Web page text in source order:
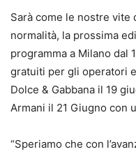
Sarà come le nostre vite
normalità, la prossima
programma a Milano dal
gratuiti per gli operatori
Dolce & Gabbana il 19
Armani il 21 Giugno con
“Speriamo che con